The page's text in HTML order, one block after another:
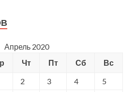
Апрель 2020
Чт Пт Сб
Вс
2 3 4
5